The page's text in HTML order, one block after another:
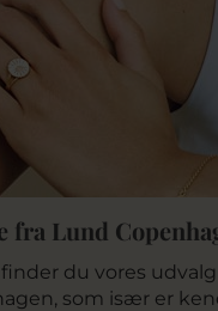
fra Lund
du vores
som især er